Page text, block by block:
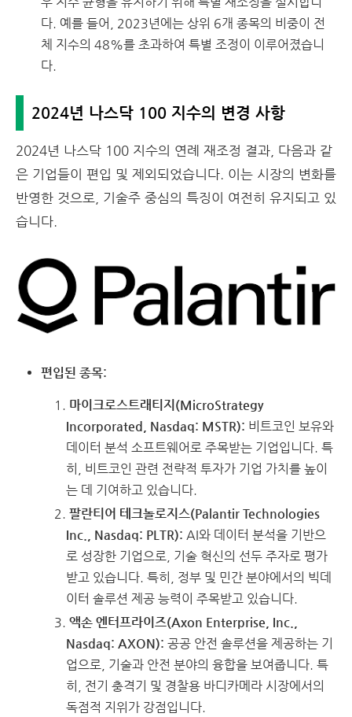
다. 예를 들어, 2023년에는 상위 6개 종목의 비중이 전
체 지수의 48%를 초과하여 특별 조정이 이루어졌습니
다.
2024년 나스닥 100 지수의 변경 사항
2024년 나스닥 100 지수의 연례 재조정 결과, 다음과 같
은 기업들이 편입 및 제외되었습니다. 이는 시장의 변화를
반영한 것으로, 기술주 중심의 특징이 여전히 유지되고 있
습니다.
편입된 종목:
마이크로스트래티지(MicroStrategy
Incorporated, Nasdaq: MSTR): 비트코인 보유와
데이터 분석 소프트웨어로 주목받는 기업입니다. 특
히, 비트코인 관련 전략적 투자가 기업 가치를 높이
는 데 기여하고 있습니다.
팔란티어 테크놀로지스(Palantir Technologies
Inc., Nasdaq: PLTR): AI와 데이터 분석을 기반으
로 성장한 기업으로, 기술 혁신의 선두 주자로 평가
받고 있습니다. 특히, 정부 및 민간 분야에서의 빅데
이터 솔루션 제공 능력이 주목받고 있습니다.
액손 엔터프라이즈(Axon Enterprise, Inc.,
Nasdaq: AXON): 공공 안전 솔루션을 제공하는 기
업으로, 기술과 안전 분야의 융합을 보여줍니다. 특
히, 전기 충격기 및 경찰용 바디카메라 시장에서의
독점적 지위가 강점입니다.